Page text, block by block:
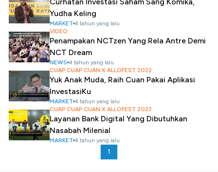
Yudha Keling
MARKET 4 tahun yang lalu
VIDEO
Penampakan NCTzen Yang Rela Antre Demi
NCT Dream
NEWS 4 tahun yang lalu
CUAP CUAP CUAN X ALLOFEST 2022
Yuk Anak Muda, Raih Cuan Pakai Aplikasi
InvestasiKu
MARKET 4 tahun yang lalu
CUAP CUAP CUAN X ALLOFEST 2022
Layanan Bank Digital Yang Dibutuhkan
Nasabah Milenial
MARKET 4 tahun yang lalu
1